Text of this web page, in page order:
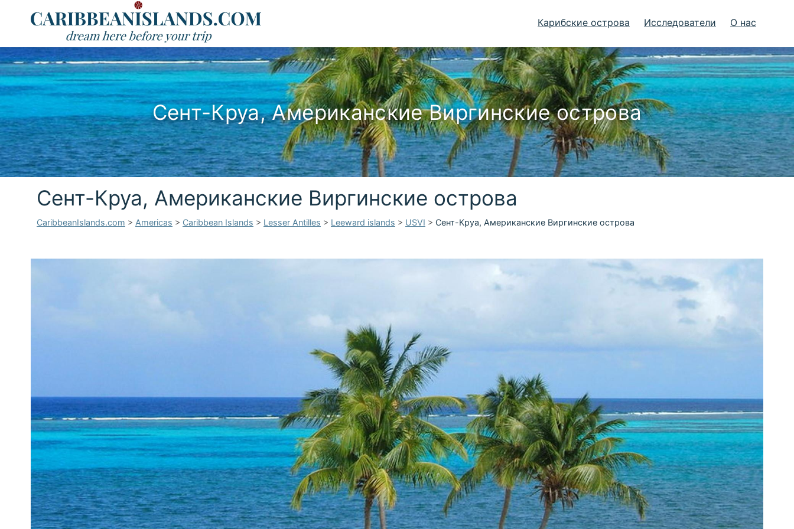
Карибские острова Исследователи О нас
Сент-Круа, Американские Виргинские острова
Сент-Круа, Американские Виргинские острова
CaribbeanIslands.com > Americas > Caribbean Islands > Lesser Antilles > Leeward islands > USVI > Сент-Круа, Американские Виргинские острова